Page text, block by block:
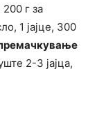
г за
1 јајце, 300
2-3 јајца,